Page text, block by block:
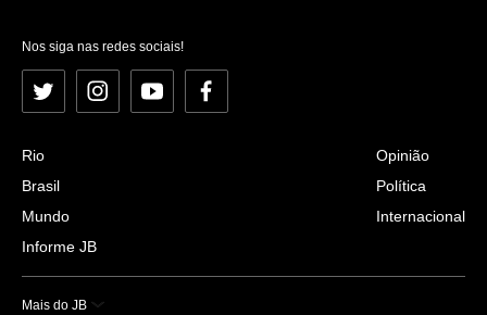
Nos siga nas redes sociais!
Twitter InstagramYouTubeFacebook
Rio
Brasil
Mundo
Informe JB
Opinião
Política
Internacional
Mais do JB